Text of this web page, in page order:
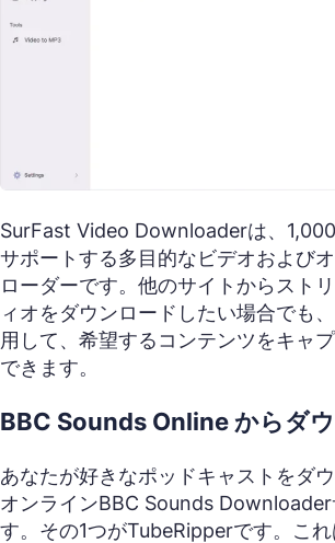
SurFast Video Downloaderは、
サポートする多目的なビデオおよび
ローダーです。他のサイトからスト
ィオをダウンロードしたい場合でも
用して、希望するコンテンツをキャ
できます。
BBC Sounds Online からダ
あなたが好きなポッドキャストをダ
オンラインBBC Sounds Downloader
す。その1つがTubeRipperです。こ